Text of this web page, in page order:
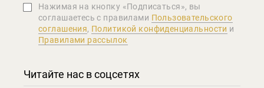
Нажимая на кнопку «Подписаться», вы
соглашаетеcь с правилами Пользовательского
соглашения, Политикой конфиденциальности и
Правилами рассылок
Читайте нас в соцсетях